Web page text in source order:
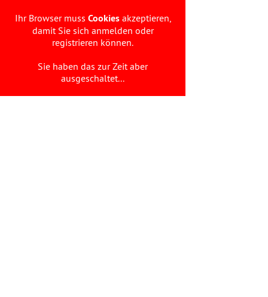
Ihr Browser muss Cookiesakzeptieren,
damit Sie sich anmelden oder
registrieren können.
Sie haben das zur Zeit aber
ausgeschaltet...